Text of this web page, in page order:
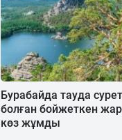
Бурабайда тауда
болған бойжеткен
көз жұмды